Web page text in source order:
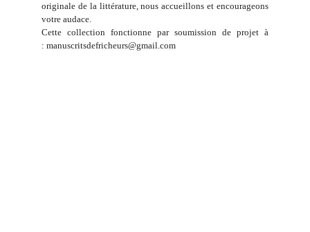
originale de la littérature, nous accueillons et encourageons
votre audace.
Cette collection fonctionne par soumission de projet à
: manuscritsdefricheurs@gmail.com